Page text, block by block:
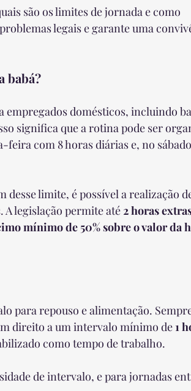
são os limites de jornada e como
legais e garante uma
babá?
domésticos, incluindo
significa que a rotina pode ser
com 8 horas diárias e, no
desse limite, é possível a realização
A legislação permite até 2 horas
mínimo de 50% sobre o valor da
para repouso e alimentação.
direito a um intervalo mínimo de 1
como tempo de trabalho.
de intervalo, e para jornadas